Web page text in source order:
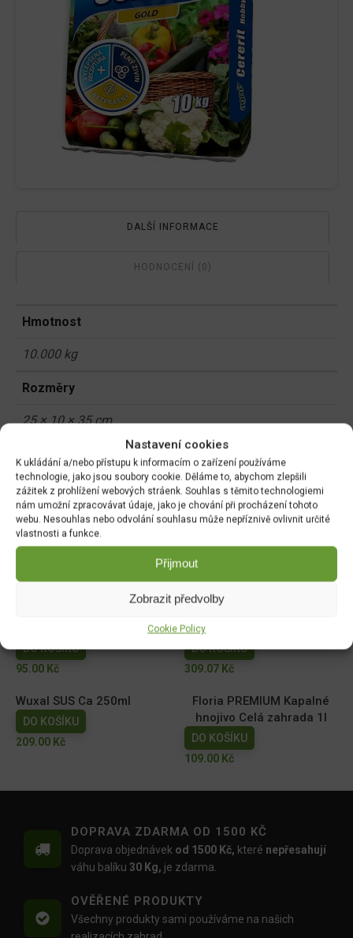
Nastavení cookies
K ukládání a/nebo přístupu k informacím o zařízení používáme
technologie, jako jsou soubory cookie. Děláme to, abychom zlepšili
zážitek z prohlížení webových stráenk. Souhlas s těmito technologiemi
nám umožní zpracovávat údaje, jako je chování při procházení tohoto
webu. Nesouhlas nebo odvolání souhlasu může nepříznivě ovlivnit určité
vlastnosti a funkce.
Přijmout
Zobrazit předvolby
Cookie Policy
DALŠÍ INFORMACE
HODNOCENÍ (0)
Hmotnost
10.000 kg
Rozměry
25 × 10 × 35 cm
Související produkty:
Ekolist Vápník 250ml
NATURA Kapalné hnojivo
DO KOŠÍKU
149.00Kč
DO KOŠÍKU
95.00 Kč
DO KOŠÍKU
309.07 Kč
Wuxal SUS Ca 250ml
DO KOŠÍKU
209.00 Kč
Floria PREMIUM Kapalné
hnojivo Celá zahrada 1l
DO KOŠÍKU
109.00 Kč
DOPRAVA ZDARMA OD 1500 KČ
Doprava objednávek od 1500 Kč, které nepřesahují
váhu balíku 30 Kg, je zdarma.
OVĚŘENÉ PRODUKTY
Všechny produkty sami používáme na našich